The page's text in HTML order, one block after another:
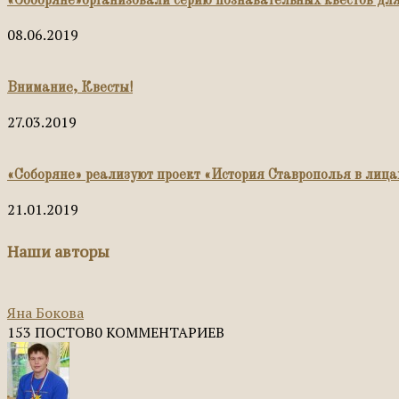
08.06.2019
Внимание, Квесты!
27.03.2019
«Соборяне» реализуют проект «История Ставрополья в
21.01.2019
Наши авторы
Яна Бокова
153 ПОСТОВ0 КОММЕНТАРИЕВ